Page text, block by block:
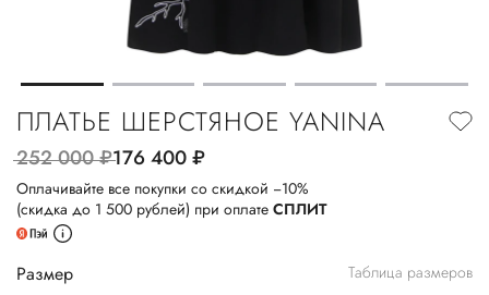
ПЛАТЬЕ ШЕРСТЯНОЕ YANINA
252 000руб.176 400руб.
Оплачивайте все покупки со скидкой −10%
(скидка до 1 500 рублей) при оплате СПЛИТ
Размер Таблица размеров